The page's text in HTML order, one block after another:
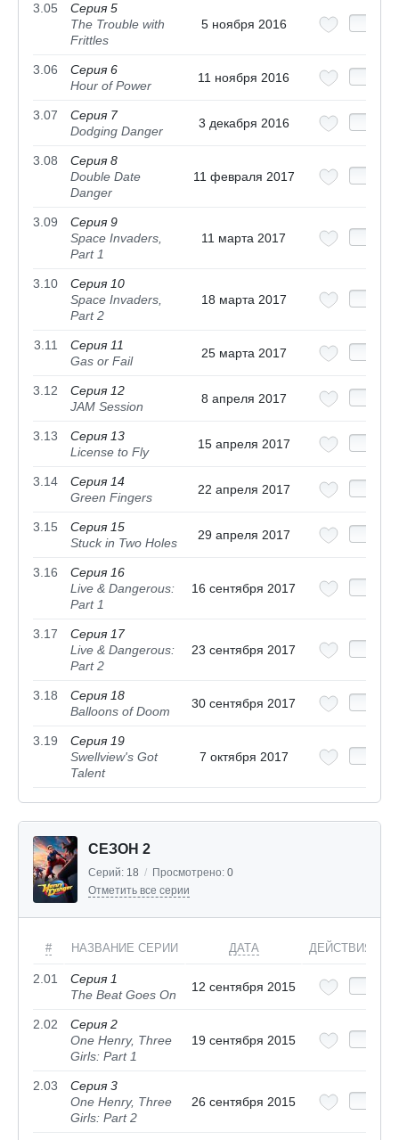
3.05
Серия 5
The Trouble with
Frittles
5 ноября 2016
3.06
Серия 6
Hour of Power
11 ноября 2016
3.07
Серия 7
Dodging Danger
3 декабря 2016
3.08
Серия 8
Double Date
Danger
11 февраля 2017
3.09
Серия 9
Space Invaders,
Part 1
11 марта 2017
3.10
Серия 10
Space Invaders,
Part 2
18 марта 2017
3.11
Серия 11
Gas or Fail
25 марта 2017
3.12
Серия 12
JAM Session
8 апреля 2017
3.13
Серия 13
License to Fly
15 апреля 2017
3.14
Серия 14
Green Fingers
22 апреля 2017
3.15
Серия 15
Stuck in Two Holes
29 апреля 2017
3.16
Серия 16
Live & Dangerous:
Part 1
16 сентября 2017
3.17
Серия 17
Live & Dangerous:
Part 2
23 сентября 2017
3.18
Серия 18
Balloons of Doom
30 сентября 2017
3.19
Серия 19
Swellview's Got
Talent
7 октября 2017
СЕЗОН 2
Серий: 18 / Просмотрено: 0
Отметить все серии
# НАЗВАНИЕ СЕРИИ ДАТА ДЕЙСТВИЯ
2.01
Серия 1
The Beat Goes On
12 сентября 2015
2.02
Серия 2
One Henry, Three
Girls: Part 1
19 сентября 2015
2.03
Серия 3
One Henry, Three
Girls: Part 2
26 сентября 2015